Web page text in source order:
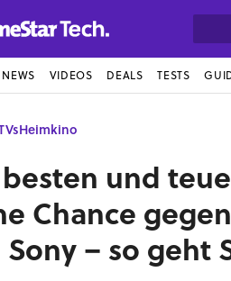
NEWS VIDEOS DEALS TESTS
Heimkino
und
Chance
– so geht